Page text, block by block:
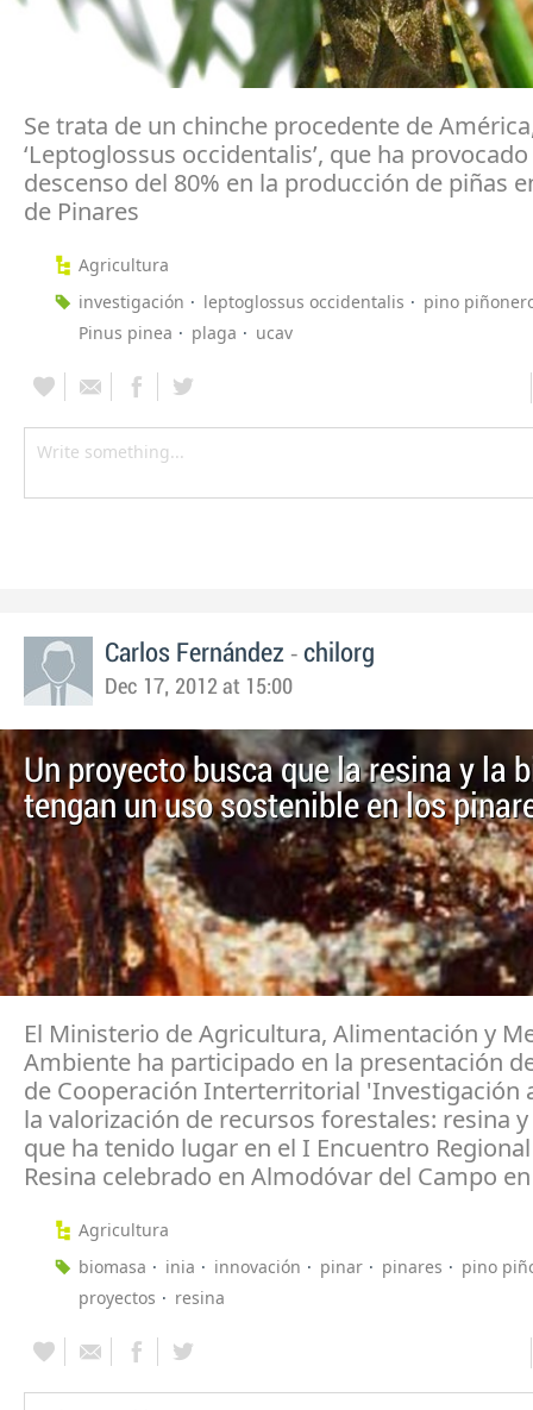
Se trata de un chinche procedente de
‘Leptoglossus occidentalis’, que ha
descenso del 80% en la producción de piñas
de Pinares
Agricultura
investigación
leptoglossus occidentalis
pino
Pinus pinea
plaga ucav
Carlos Fernández - chilorg
Dec 17, 2012 at 15:00
Un proyecto busca que la resina y la
tengan un uso sostenible en los
El Ministerio de Agricultura, Alimentación y
Ambiente ha participado en la presentación
de Cooperación Interterritorial 'Investigación
la valorización de recursos forestales: resina
que ha tenido lugar en el I Encuentro
Resina celebrado en Almodóvar del Campo
Agricultura
biomasa
inia innovación pinar pinares
pino
proyectos
resina